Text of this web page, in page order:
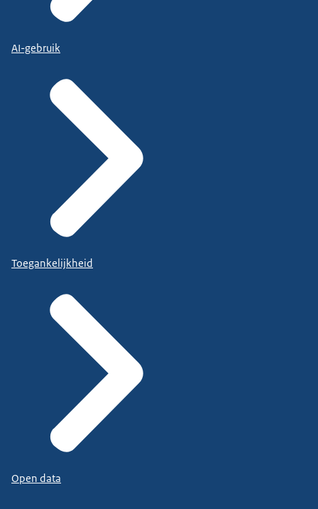
AI-gebruik
Toegankelijkheid
Open data